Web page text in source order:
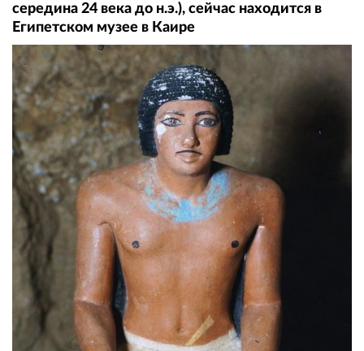
середина 24 века до н.э.), сейчас находится в
Египетском музее в Каире